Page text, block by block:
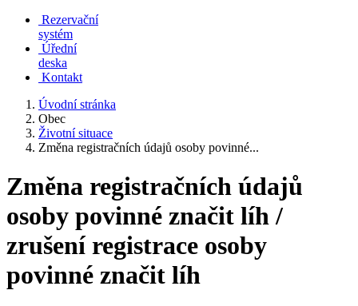
Rezervační
systém
Úřední
deska
Kontakt
Úvodní stránka
Obec
Životní situace
Změna registračních údajů osoby povinné...
Změna registračních údajů
osoby povinné značit líh /
zrušení registrace osoby
povinné značit líh